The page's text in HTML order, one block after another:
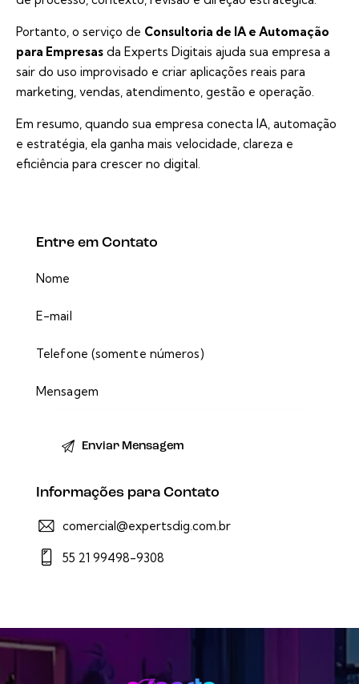
Portanto, o serviço de Consultoria de IA e Automação
para Empresas da Experts Digitais ajuda sua empresa a
sair do uso improvisado e criar aplicações reais para
marketing, vendas, atendimento, gestão e operação.
Em resumo, quando sua empresa conecta IA, automação
e estratégia, ela ganha mais velocidade, clareza e
eficiência para crescer no digital.
Entre em Contato
Informações para Contato
comercial@expertsdig.com.br
55 21 99498-9308